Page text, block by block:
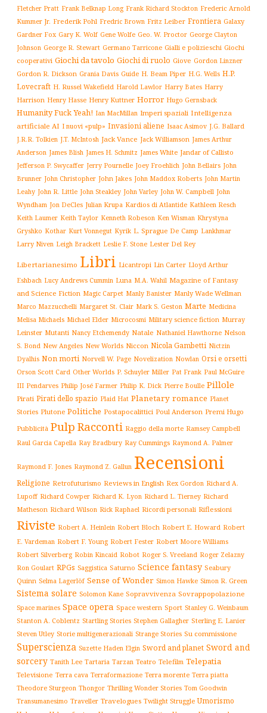
Fletcher Pratt Frank Belknap Long Frank Richard Stockton Frederic Arnold
Kummer Jr. Frederik Pohl Fredric Brown Fritz Leiber Frontiera Galaxy
Gardner Fox Gary K. Wolf Gene Wolfe Geo. W. Proctor George Clayton
Johnson George R. Stewart Germano Tarricone Gialli e polizieschi Giochi
cooperativi Giochi da tavolo Giochi di ruolo Giove Gordon Linzner
Gordon R. Dickson Grania Davis Guide H. Beam Piper H.G. Wells H.P.
Lovecraft H. Russel Wakefield Harold Lawlor Harry Bates Harry
Harrison Henry Hasse Henry Kuttner Horror Hugo Gernsback
Humanity Fuck Yeah! Ian MacMillan Imperi spaziali Intelligenza
artificiale AI I nuovi «pulp» Invasioni aliene Isaac Asimov J.G. Ballard
J.R.R. Tolkien J.T. McIntosh Jack Vance Jack Williamson James Arthur
Anderson James Blish James H. Schmitz James White Jandar of Callisto
Jefferson P. Swycaffer Jerry Pournelle Joey Froehlich John Bellairs John
Brunner John Christopher John Jakes John Maddox Roberts John Martin
Leahy John R. Little John Steakley John Varley John W. Campbell John
Wyndham Jon DeCles Julian Krupa Kardios di Atlantide Kathleen Resch
Keith Laumer Keith Taylor Kenneth Robeson Ken Wisman Khrystyna
Gryshko Kothar Kurt Vonnegut Kyrik L. Sprague De Camp Lankhmar
Larry Niven Leigh Brackett Leslie F. Stone Lester Del Rey
Libertarianesimo Libri Licantropi Lin Carter Lloyd Arthur
Eshbach Lucy Andrews Cummin Luna M.A. Wahil Magazine of Fantasy
and Science Fiction Magic Carpet Manly Banister Manly Wade Wellman
Marco Mazzucchelli Margaret St. Clair Mark S. Geston Marte Medicina
Melisa Michaels Michael Elder Microcosmi Military science fiction Murray
Leinster Mutanti Nancy Etchemendy Natale Nathaniel Hawthorne Nelson
S. Bond New Angeles New Worlds Niccon Nicola Gambetti Nictzin
Dyalhis Non morti Norvell W. Page Novelization Nowlan Orsi e orsetti
Orson Scott Card Other Worlds P. Schuyler Miller Pat Frank Paul McGuire
III Pendarves Philip José Farmer Philip K. Dick Pierre Boulle Pillole
Pirati Pirati dello spazio Plaid Hat Planetary romance Planet
Stories Plutone Politiche Postapocalittici Poul Anderson Premi Hugo
Pubblicità Pulp Racconti Raggio della morte Ramsey Campbell
Raul Garcia Capella Ray Bradbury Ray Cummings Raymond A. Palmer
Raymond F. Jones Raymond Z. Gallun Recensioni
Religione Retrofuturismo Reviews in English Rex Gordon Richard A.
Lupoff Richard Cowper Richard K. Lyon Richard L. Tierney Richard
Matheson Richard Wilson Rick Raphael Ricordi personali Riflessioni
Riviste Robert A. Heinlein Robert Bloch Robert E. Howard Robert
E. Vardeman Robert F. Young Robert Fester Robert Moore Williams
Robert Silverberg Robin Kincaid Robot Roger S. Vreeland Roger Zelazny
Ron Goulart RPGs Saggistica Saturno Science fantasy Seabury
Quinn Selma Lagerlöf Sense of Wonder Simon Hawke Simon R. Green
Sistema solare Solomon Kane Sopravvivenza Sovrappopolazione
Space marines Space opera Space western Sport Stanley G. Weinbaum
Stanton A. Coblentz Startling Stories Stephen Gallagher Sterling E. Lanier
Steven Utley Storie multigenerazionali Strange Stories Su commissione
Superscienza Suzette Haden Elgin Sword and planet Sword and
sorcery Tanith Lee Tartaria Tarzan Teatro Telefilm Telepatia
Televisione Terra cava Terraformazione Terra morente Terra piatta
Theodore Sturgeon Thongor Thrilling Wonder Stories Tom Goodwin
Transumanesimo Traveller Travelogues Twilight Struggle Umorismo